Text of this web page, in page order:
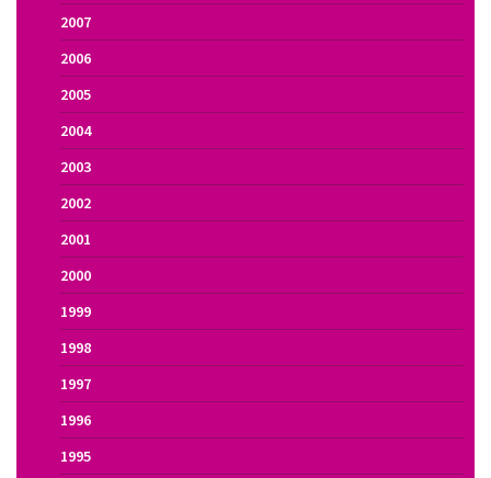
2007
2006
2005
2004
2003
2002
2001
2000
1999
1998
1997
1996
1995